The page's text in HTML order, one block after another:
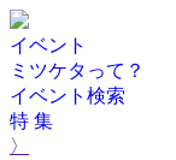
イベント
ミツケタって？
イベント検索
特 集
〉